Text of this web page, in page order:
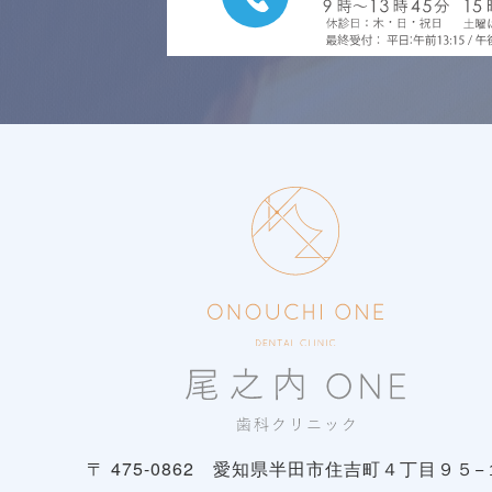
〒 475-0862 愛知県半田市住吉町４丁目９５−